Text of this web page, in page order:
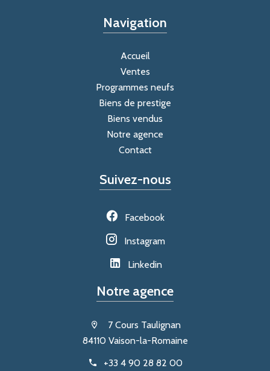
Navigation
Accueil
Ventes
Programmes neufs
Biens de prestige
Biens vendus
Notre agence
Contact
Suivez-nous
Facebook
Instagram
Linkedin
Notre agence
7 Cours Taulignan
84110 Vaison-la-Romaine
+33 4 90 28 82 00